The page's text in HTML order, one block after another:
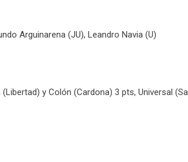
Arguinarena (JU), Leandro Navia (U)
(Libertad) y Colón (Cardona) 3 pts, Universal